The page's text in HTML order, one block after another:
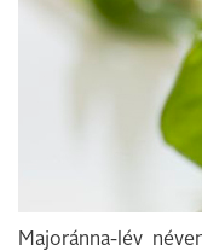
Majoránna-lév